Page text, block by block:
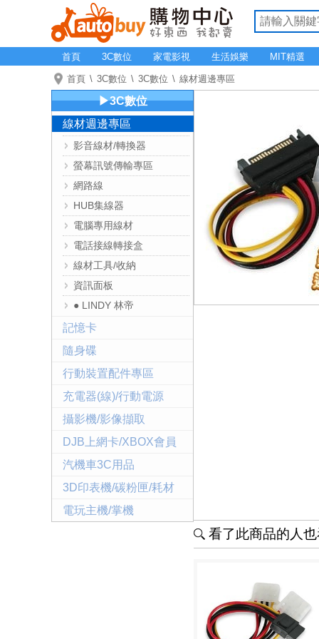
首頁 3C數位 家電影視 生活娛樂 MIT精選
首頁 3C數位 3C數位 線材週邊專區
看了此商品的人
▶3C數位
線材週邊專區
影音線材/轉換器
螢幕訊號傳輸專區
網路線
HUB集線器
電腦專用線材
電話接線轉接盒
線材工具/收納
資訊面板
● LINDY 林帝
記憶卡
隨身碟
行動裝置配件專區
充電器(線)/行動電源
攝影機/影像擷取
DJB上網卡/XBOX會員
汽機車3C用品
3D印表機/碳粉匣/耗材
電玩主機/掌機